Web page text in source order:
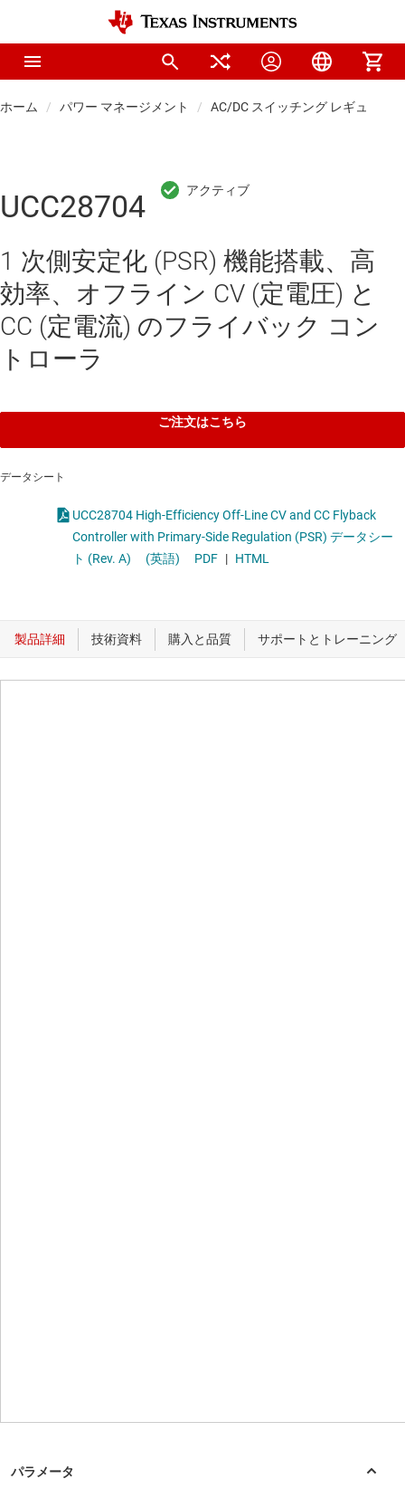
ホーム パワー マネージメント AC/DC スイッチング レギュレータ
UCC28704
1 次側安定化 (PSR) 機能搭載、高
効率、オフライン CV (定電圧) と
CC (定電流) のフライバック コン
トローラ
ご注文はこちら
データシート
UCC28704 High-Efficiency Off-Line CV and CC Flyback
Controller with Primary-Side Regulation (PSR) データシー
ト (Rev. A)
(英語) PDF | HTML